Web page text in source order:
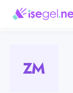
Pozisyon
Kaynakçı
KategoriZM